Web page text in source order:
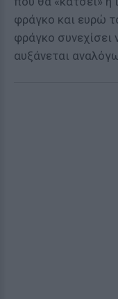
φράγκο και ευρώ
φράγκο συνεχίσει
αυξάνεται